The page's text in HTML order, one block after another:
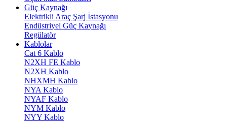
Güç Kaynağı
Elektrikli Araç Şarj İstasyonu
Endüstriyel Güç Kaynağı
Regülatör
Kablolar
Cat 6 Kablo
N2XH FE Kablo
N2XH Kablo
NHXMH Kablo
NYA Kablo
NYAF Kablo
NYM Kablo
NYY Kablo